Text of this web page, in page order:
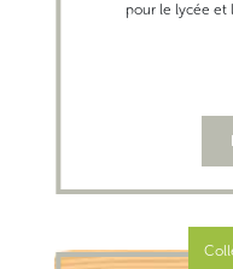
pour le lycée et